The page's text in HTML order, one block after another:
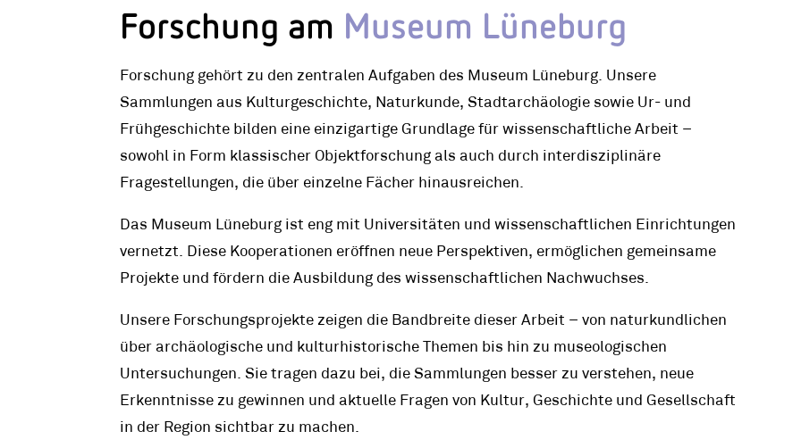
Forschung am Museum Lüneburg
Forschung gehört zu den zentralen Aufgaben des Museum Lüneburg. Unsere
Sammlungen aus Kulturgeschichte, Naturkunde, Stadtarchäologie sowie Ur- und
Frühgeschichte bilden eine einzigartige Grundlage für wissenschaftliche Arbeit –
sowohl in Form klassischer Objektforschung als auch durch interdisziplinäre
Fragestellungen, die über einzelne Fächer hinausreichen.
Das Museum Lüneburg ist eng mit Universitäten und wissenschaftlichen Einrichtungen
vernetzt. Diese Kooperationen eröffnen neue Perspektiven, ermöglichen gemeinsame
Projekte und fördern die Ausbildung des wissenschaftlichen Nachwuchses.
Unsere Forschungsprojekte zeigen die Bandbreite dieser Arbeit – von naturkundlichen
über archäologische und kulturhistorische Themen bis hin zu museologischen
Untersuchungen. Sie tragen dazu bei, die Sammlungen besser zu verstehen, neue
Erkenntnisse zu gewinnen und aktuelle Fragen von Kultur, Geschichte und Gesellschaft
in der Region sichtbar zu machen.